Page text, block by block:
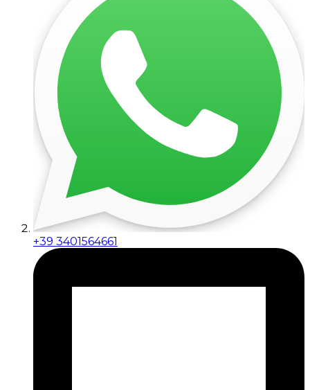
+39 3401564661